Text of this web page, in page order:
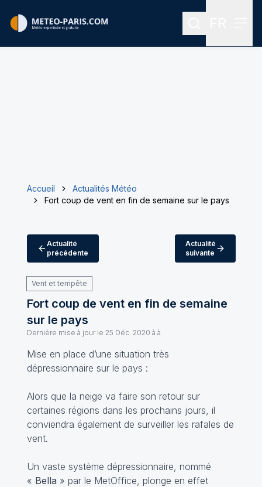
Rechercher
Accueil
Actualités Météo
Fort coup de vent en fin de semaine sur le pays
Actualité
précédente
Actualité
suivante
Vent et tempête
Fort coup de vent en fin de semaine
sur le pays
Dernière mise à jour le 25 Déc. 2020 à à
Mise en place d’une situation très
dépressionnaire sur le pays :
Alors que la neige va faire son retour sur
certaines régions dans les prochains jours, il
conviendra également de surveiller les rafales de
vent.
Un vaste système dépressionnaire, nommé
« Bella » par le MetOffice, plonge en effet